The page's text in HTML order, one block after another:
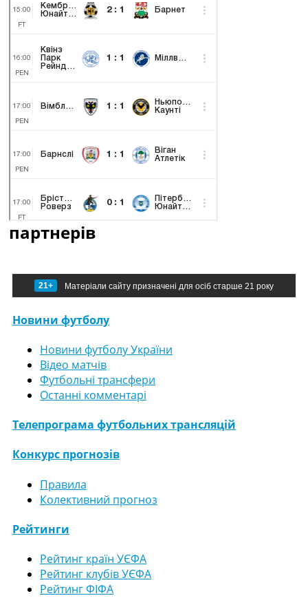
партнерів
21+ Матеріали сайту призначені для осіб старше 21 року
Новини футболу
Новини футболу України
Відео матчів
Футбольні трансфери
Останні комментарі
Телепрограма футбольних трансляцій
Конкурс прогнозів
Правила
Колективний прогноз
Рейтинги
Рейтинг країн УЄФА
Рейтинг клубів УЄФА
Рейтинг ФІФА